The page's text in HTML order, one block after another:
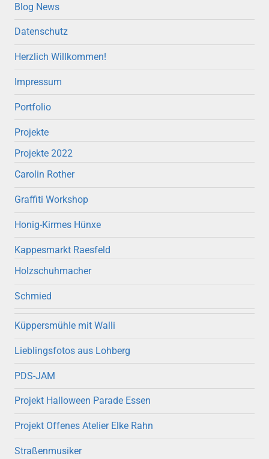
Blog News
Datenschutz
Herzlich Willkommen!
Impressum
Portfolio
Projekte
Projekte 2022
Carolin Rother
Graffiti Workshop
Honig-Kirmes Hünxe
Kappesmarkt Raesfeld
Holzschuhmacher
Schmied
Küppersmühle mit Walli
Lieblingsfotos aus Lohberg
PDS-JAM
Projekt Halloween Parade Essen
Projekt Offenes Atelier Elke Rahn
Straßenmusiker